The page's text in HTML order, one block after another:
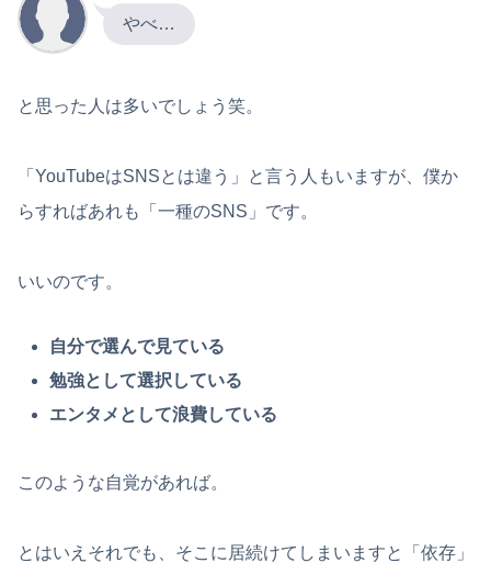
やべ…
と思った人は多いでしょう笑。
「YouTubeはSNSとは違う」と言う人もいますが、僕か
らすればあれも「一種のSNS」です。
いいのです。
自分で選んで見ている
勉強として選択している
エンタメとして浪費している
このような自覚があれば。
とはいえそれでも、そこに居続けてしまいますと「依存」